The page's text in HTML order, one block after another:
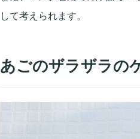
して考えられます。
あごのザラザラの